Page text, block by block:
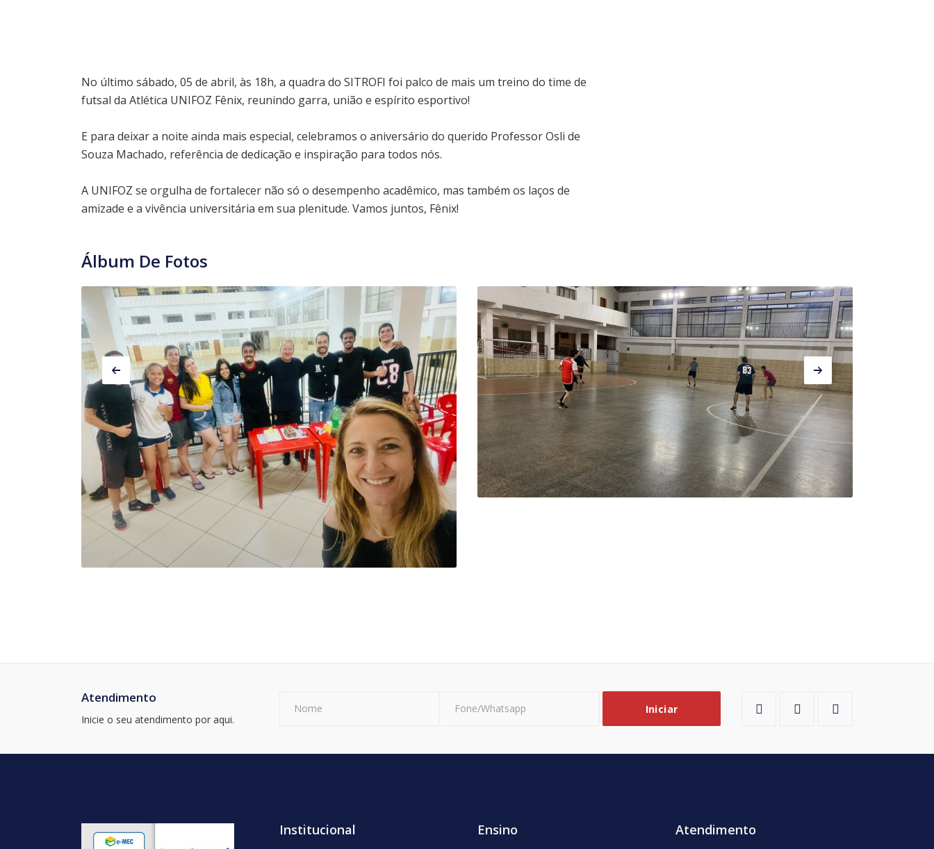
No último sábado, 05 de abril, às 18h, a quadra do SITROFI foi palco de mais um treino do time de
futsal da Atlética UNIFOZ Fênix, reunindo garra, união e espírito esportivo!
E para deixar a noite ainda mais especial, celebramos o aniversário do querido Professor Osli de
Souza Machado, referência de dedicação e inspiração para todos nós.
A UNIFOZ se orgulha de fortalecer não só o desempenho acadêmico, mas também os laços de
amizade e a vivência universitária em sua plenitude. Vamos juntos, Fênix!
Álbum De Fotos
Atendimento
Inicie o seu atendimento por aqui.
Iniciar
Institucional Ensino Atendimento